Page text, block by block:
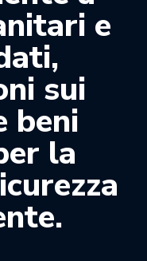
(17) e
sui
beni
la